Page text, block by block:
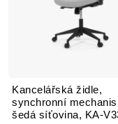
Kancelářská židle,
synchronní
šedá síťovina, KA-